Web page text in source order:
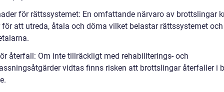
för rättssystemet: En omfattande närvaro av brottslingar
för att utreda, åtala och döma vilket belastar rättssystemet och
återfall: Om inte tillräckligt med rehabiliterings- och
vidtas finns risken att brottslingar återfaller i